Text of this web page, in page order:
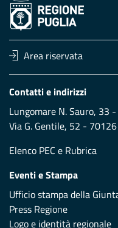
Area riservata
Contatti e indirizzi
Lungomare N. Sauro, 33
Via G. Gentile, 52 -
Elenco PEC e Rubrica
Eventi e Stampa
Ufficio stampa della
Press Regione
Logo e identità regionale